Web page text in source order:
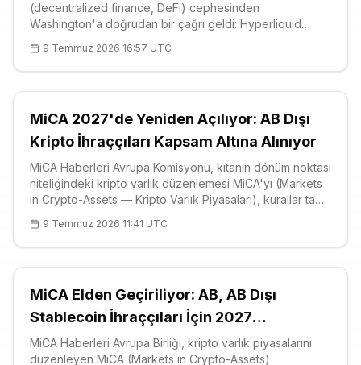
(decentralized finance, DeFi) cephesinden
Washington'a doğrudan bir çağrı geldi: Hyperliquid
saklamasız cüzdan sağlayıcısı Phantom ile birlik
9 Temmuz 2026 16:57 UTC
MiCA 2027'de Yeniden Açılıyor: AB Dışı
Kripto İhraççıları Kapsam Altına Alınıyor
MiCA Haberleri Avrupa Komisyonu, kıtanın dönüm noktası
niteliğindeki kripto varlık düzenlemesi MiCA'yı (Markets
in Crypto-Assets — Kripto Varlık Piyasaları), kurallar tam
yeniden açmaya hazırlanıyor. Resmî istişare metni,
revizyonun dene
9 Temmuz 2026 11:41 UTC
MiCA Elden Geçiriliyor: AB, AB Dışı
Stablecoin İhraççıları İçin 2027
Reformuna Hazırlanıyor
MiCA Haberleri Avrupa Birliği, kripto varlık piyasalarını
düzenleyen MiCA (Markets in Crypto-Assets)